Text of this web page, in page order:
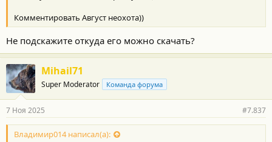
Комментировать Август неохота))
Не подскажите откуда его можно скачать?
Mihail71
Super Moderator Команда форума
7 Ноя 2025 #7.837
Владимир014 написал(а):